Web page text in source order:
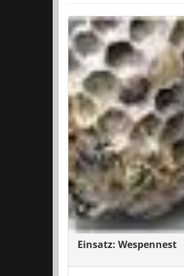
Einsatz: Wespennest